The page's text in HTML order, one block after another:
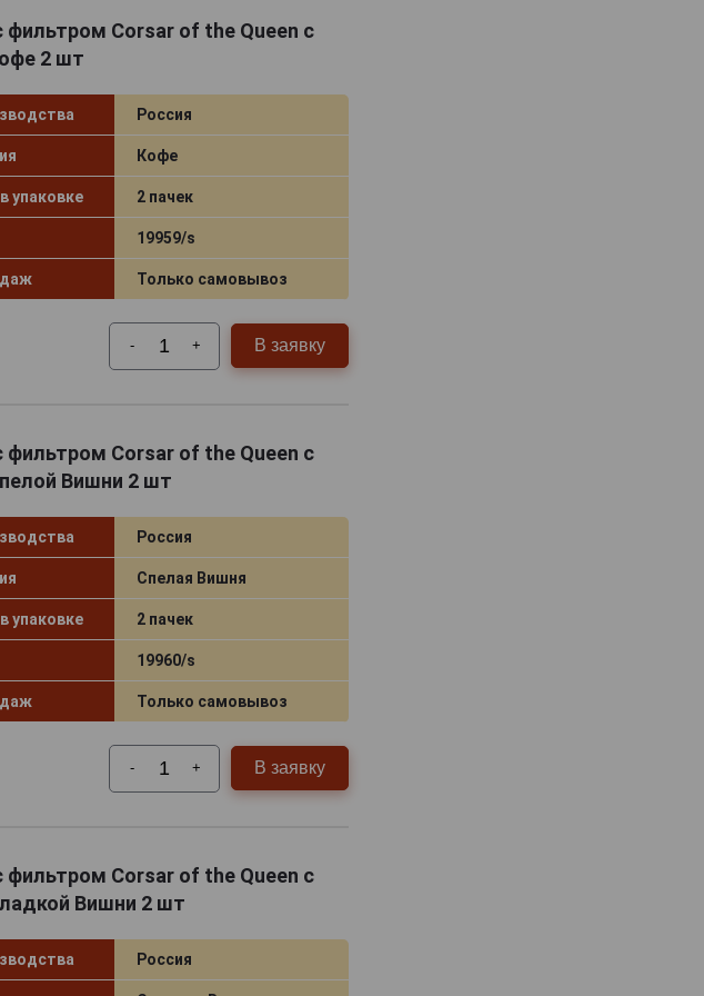
фильтром Corsar of the Queen с
2 шт
Россия
Кофе
упаковке 2 пачек
19959/s
Только самовывоз
- + В заявку
фильтром Corsar of the Queen с
Вишни 2 шт
Россия
Спелая Вишня
упаковке 2 пачек
19960/s
Только самовывоз
- + В заявку
фильтром Corsar of the Queen с
Вишни 2 шт
Россия